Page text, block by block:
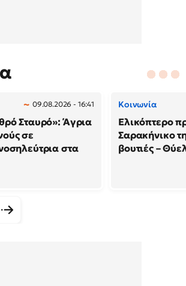
09.08.2026 - 16:41
Σταυρό»: Άγρια
σε
στα
Κοινωνία
Ελικόπτερο
Σαρακήνικο
βουτιές –